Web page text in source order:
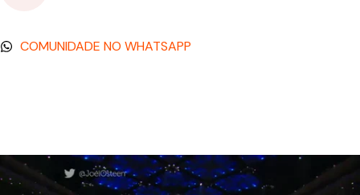
COMUNIDADE NO WHATSAPP